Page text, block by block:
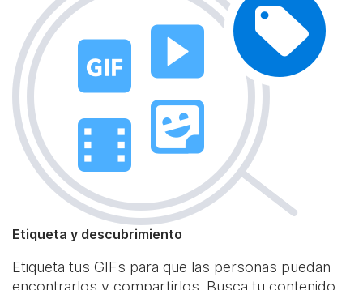
Etiqueta y descubrimiento
Etiqueta tus GIFs para que las personas puedan
encontrarlos y compartirlos. Busca tu contenido